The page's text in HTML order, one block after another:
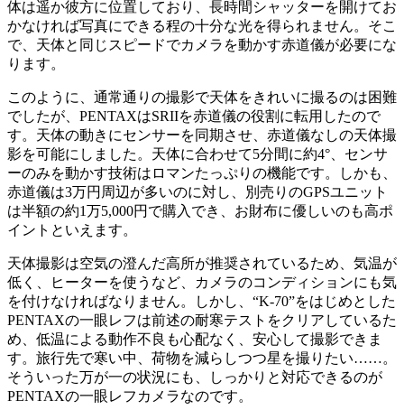
体は遥か彼方に位置しており、長時間シャッターを開けてお
かなければ写真にできる程の十分な光を得られません。そこ
で、天体と同じスピードでカメラを動かす赤道儀が必要にな
ります。
このように、通常通りの撮影で天体をきれいに撮るのは困難
でしたが、PENTAXはSRIIを赤道儀の役割に転用したので
す。天体の動きにセンサーを同期させ、赤道儀なしの天体撮
影を可能にしました。天体に合わせて5分間に約4°、センサ
ーのみを動かす技術はロマンたっぷりの機能です。しかも、
赤道儀は3万円周辺が多いのに対し、別売りのGPSユニット
は半額の約1万5,000円で購入でき、お財布に優しいのも高ポ
イントといえます。
天体撮影は空気の澄んだ高所が推奨されているため、気温が
低く、ヒーターを使うなど、カメラのコンディションにも気
を付けなければなりません。しかし、“K-70”をはじめとした
PENTAXの一眼レフは前述の耐寒テストをクリアしているた
め、低温による動作不良も心配なく、安心して撮影できま
す。旅行先で寒い中、荷物を減らしつつ星を撮りたい……。
そういった万が一の状況にも、しっかりと対応できるのが
PENTAXの一眼レフカメラなのです。